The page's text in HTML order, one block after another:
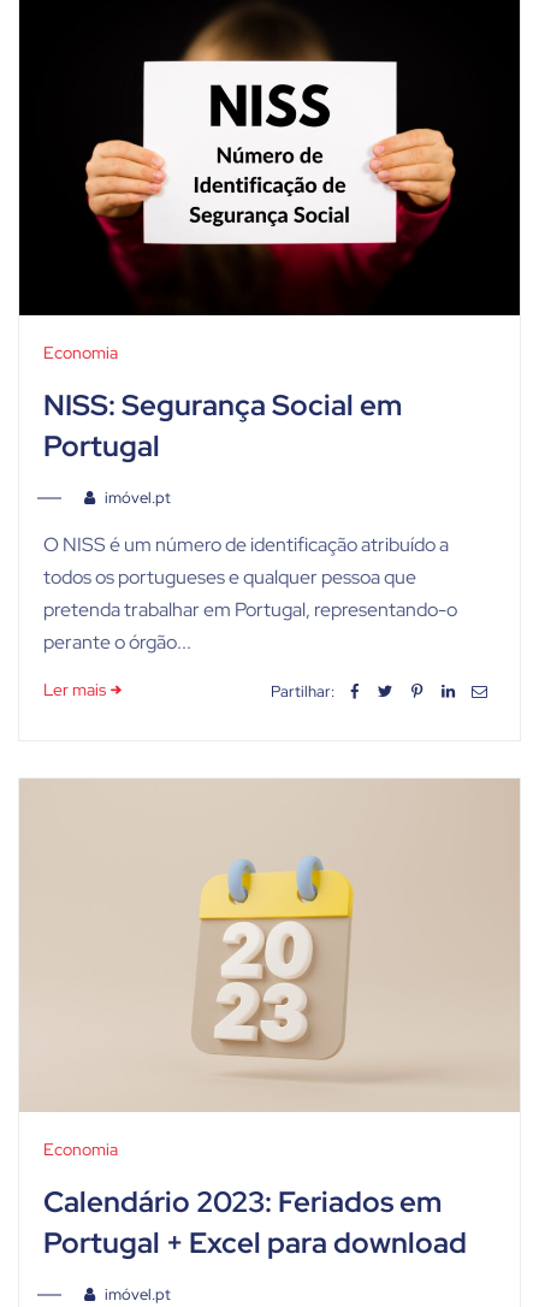
Economia
NISS: Segurança Social em
Portugal
imóvel.pt
O NISS é um número de identificação atribuído a
todos os portugueses e qualquer pessoa que
pretenda trabalhar em Portugal, representando-o
perante o órgão...
Ler mais Partilhar:
Economia
Calendário 2023: Feriados em
Portugal + Excel para download
imóvel.pt